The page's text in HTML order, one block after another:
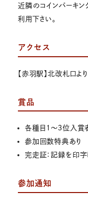
近隣のコインパーキ
利用下さい。
アクセス
【赤羽駅】北改札口よ
賞品
各種目１～3位入賞
参加回数特典あり
完走証：記録を印字
参加通知